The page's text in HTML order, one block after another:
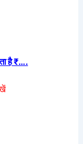
है ₹….